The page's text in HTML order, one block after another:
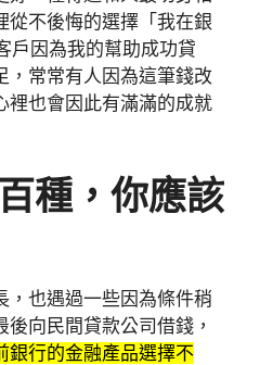
從不後悔的選擇「我在銀
戶因為我的幫助成功貸
，常常有人因為這筆錢改
裡也會因此有滿滿的成就
種，你應該
，也遇過一些因為條件稍
向民間貸款公司借錢，
銀行的金融產品選擇不